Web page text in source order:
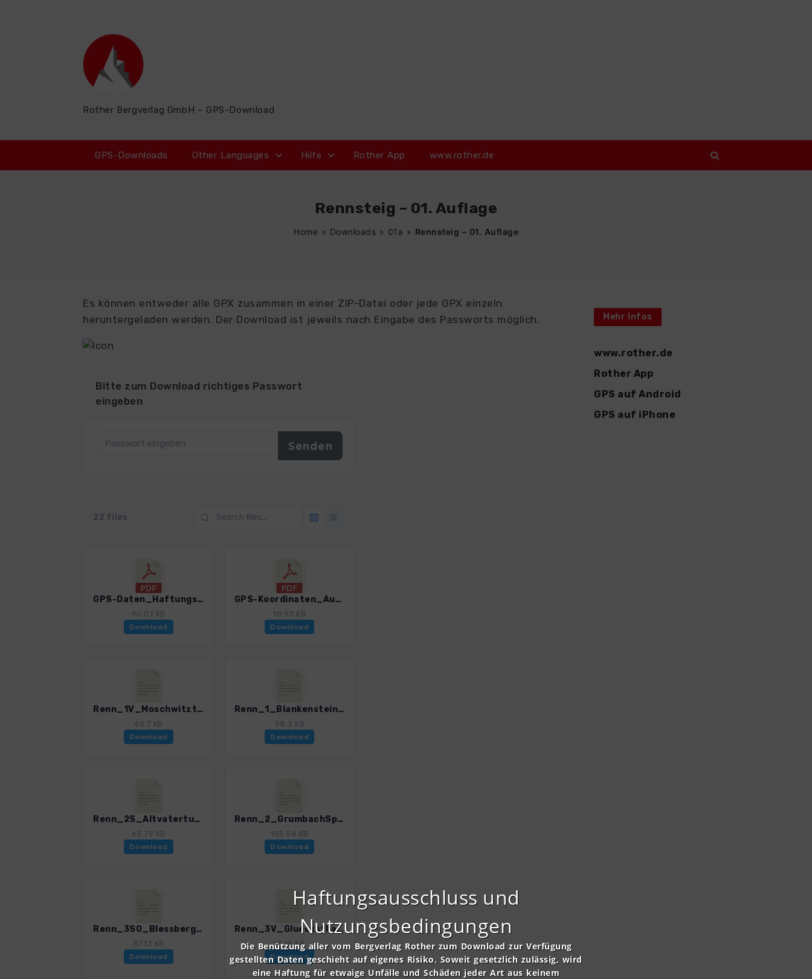
Rother Bergverlag GmbH – GPS-Download
GPS-Downloads Other Languages Hilfe Rother App www.rother.de
Rennsteig – 01. Auflage
Home » Downloads » 01a » Rennsteig – 01. Auflage
Es können entweder alle GPX zusammen in einer ZIP-Datei oder jede GPX einzeln
heruntergeladen werden. Der Download ist jeweils nach Eingabe des Passworts möglich.
Bitte zum Download richtiges Passwort
eingeben
22 files
GPS-Daten_Haftungsausschluss-Nutzungsbedingungen_WF_Rennsteig_4599_1.pdf
90.07 KB
Download
GPS-Koordinaten_Ausgangspunkte_WF_Rennsteig_4599_1.pdf
18.93 KB
Download
Renn_1V_Moschwitztal_4599_1.gpx
46.7 KB
Download
Renn_1_BlankensteinGrumbach_4599_1.gpx
98.3 KB
Download
Renn_2S_AltvaterturmSchieferparkLehesten_4599_1.gpx
63.79 KB
Download
Renn_2_GrumbachSpechtsbrunn_4599_1.gpx
155.56 KB
Download
Renn_3S0_Blessberg_4599_1.gpx
87.13 KB
Download
Renn_3V_Gluecksthal_4599_1.gpx
15.16 KB
Download
Mehr Infos
www.rother.de
Rother App
GPS auf Android
GPS auf iPhone
Haftungsausschluss und
Nutzungsbedingungen
Die Benützung aller vom Bergverlag Rother zum Download zur Verfügung
gestellten Daten geschieht auf eigenes Risiko. Soweit gesetzlich zulässig, wird
eine Haftung für etwaige Unfälle und Schäden jeder Art aus keinem